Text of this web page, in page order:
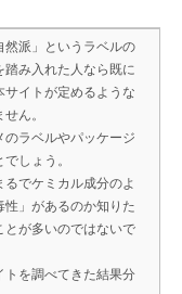
然派」というラベルの
み入れた人なら既に
イトが定めるような
ん。
ラベルやパッケージ
しょう。
でケミカル成分のよ
」があるのか知りた
とが多いのではないで
トを調べてきた結果分